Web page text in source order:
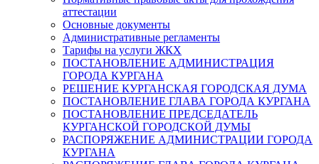
аттестации
Основные документы
Административные регламенты
Тарифы на услуги ЖКХ
ПОСТАНОВЛЕНИЕ АДМИНИСТРАЦИЯ
ГОРОДА КУРГАНА
РЕШЕНИЕ КУРГАНСКАЯ ГОРОДСКАЯ ДУМА
ПОСТАНОВЛЕНИЕ ГЛАВА ГОРОДА КУРГАНА
ПОСТАНОВЛЕНИЕ ПРЕДСЕДАТЕЛЬ
КУРГАНСКОЙ ГОРОДСКОЙ ДУМЫ
РАСПОРЯЖЕНИЕ АДМИНИСТРАЦИИ ГОРОДА
КУРГАНА